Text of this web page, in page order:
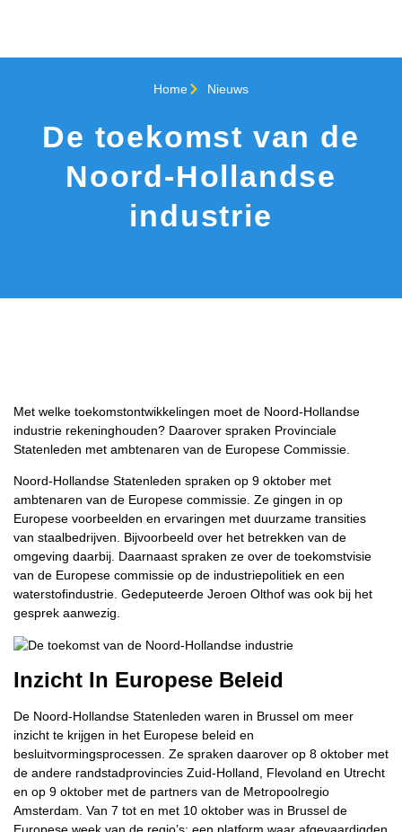
Home Nieuws
De toekomst van de
Noord-Hollandse
industrie
Met welke toekomstontwikkelingen moet de Noord-Hollandse
industrie rekeninghouden? Daarover spraken Provinciale
Statenleden met ambtenaren van de Europese Commissie.
Noord-Hollandse Statenleden spraken op 9 oktober met
ambtenaren van de Europese commissie. Ze gingen in op
Europese voorbeelden en ervaringen met duurzame transities
van staalbedrijven. Bijvoorbeeld over het betrekken van de
omgeving daarbij. Daarnaast spraken ze over de toekomstvisie
van de Europese commissie op de industriepolitiek en een
waterstofindustrie. Gedeputeerde Jeroen Olthof was ook bij het
gesprek aanwezig.
Inzicht In Europese Beleid
De Noord-Hollandse Statenleden waren in Brussel om meer
inzicht te krijgen in het Europese beleid en
besluitvormingsprocessen. Ze spraken daarover op 8 oktober met
de andere randstadprovincies Zuid-Holland, Flevoland en Utrecht
en op 9 oktober met de partners van de Metropoolregio
Amsterdam. Van 7 tot en met 10 oktober was in Brussel de